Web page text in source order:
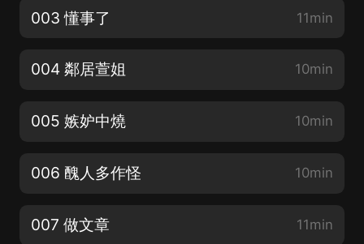
003 懂事了 11min
004 鄰居萱姐 10min
005 嫉妒中燒 10min
006 醜人多作怪 10min
007 做文章 11min